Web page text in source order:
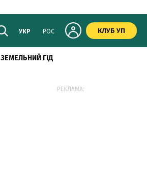
УКР РОС КЛУБ УП
ЗЕМЕЛЬНИЙ ГІД
РЕКЛАМА: